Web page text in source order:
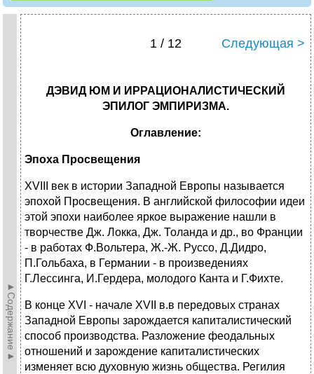
►Содержание►
1 / 12 Следующая >
ДЭВИД ЮМ И ИРРАЦИОНАЛИСТИЧЕСКИЙ
ЭПИЛОГ ЭМПИРИЗМА.
Оглавление:
Эпоха Просвещения
XVIII век в истории Западной Европы называется
эпохой Просвещения. В английской философии идеи
этой эпохи наиболее яркое выражение нашли в
творчестве Дж. Локка, Дж. Толанда и др., во Франции
- в работах Ф.Вольтера, Ж.-Ж. Руссо, Д.Дидро,
П.Гольбаха, в Германии - в произведениях
Г.Лессинга, И.Гердера, молодого Канта и Г.Фихте.
В конце ХVI - начале XVII в.в передовых странах
Западной Европы зарождается капиталистический
способ производства. Разложение феодальных
отношений и зарождение капиталистических
изменяет всю духовную жизнь общества. Регилия